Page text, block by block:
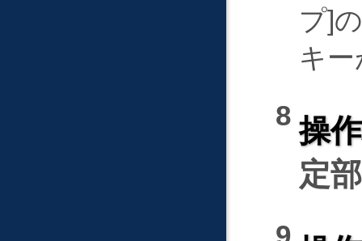
プ
キ
操
定